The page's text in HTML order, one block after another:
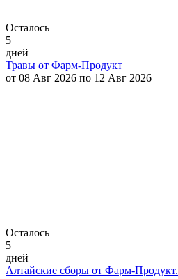
Осталось
5
дней
Травы от Фарм-Продукт
от 08 Авг 2026 по 12 Авг 2026
Осталось
5
дней
Алтайские сборы от Фарм-Продукт.